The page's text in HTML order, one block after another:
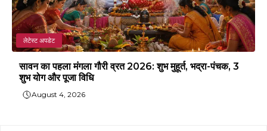
लेटेस्ट अपडेट
सावन का पहला मंगला गौरी व्रत 2026: शुभ मुहूर्त, भद्रा-पंचक, 3
शुभ योग और पूजा विधि
August 4, 2026